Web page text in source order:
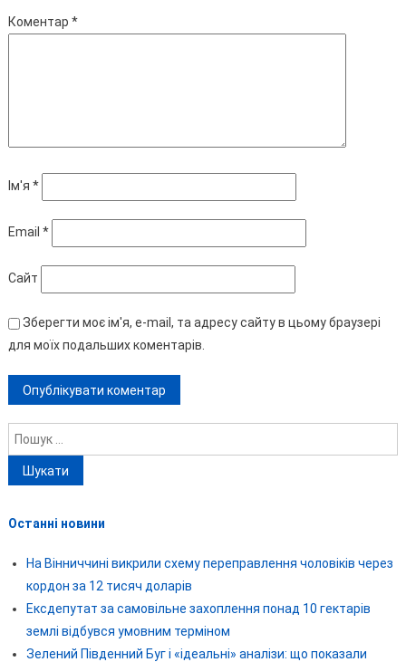
Коментар *
Ім'я *
Email *
Сайт
Зберегти моє ім'я, e-mail, та адресу сайту в цьому браузері
для моїх подальших коментарів.
Пошук:
Останні новини
На Вінниччині викрили схему переправлення чоловіків через
кордон за 12 тисяч доларів
Ексдепутат за самовільне захоплення понад 10 гектарів
землі відбувся умовним терміном
Зелений Південний Буг і «ідеальні» аналізи: що показали